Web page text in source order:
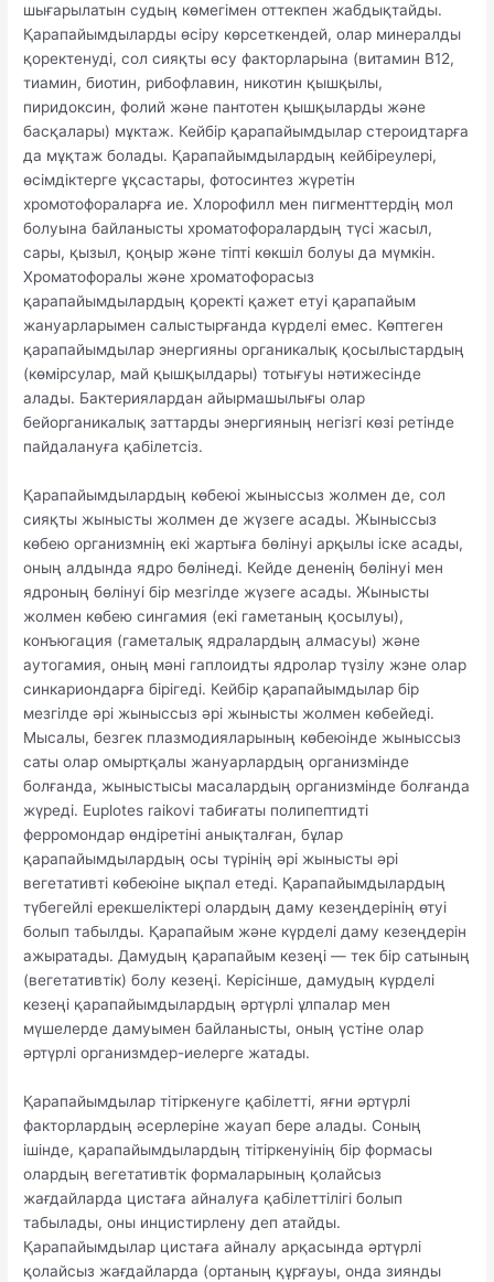
шығарылатын судың көмегімен оттекпен жабдықтайды.
Қарапайымдыларды өсіру көрсеткендей, олар минералды
қоректенуді, сол сияқты өсу факторларына (витамин В12,
тиамин, биотин, рибофлавин, никотин қышқылы,
пиридоксин, фолий және пантотен қышқыларды және
басқалары) мұктаж. Кейбір қарапайымдылар стероидтарға
да мұқтаж болады. Қарапайымдылардың кейбіреулері,
өсімдіктерге ұқсастары, фотосинтез жүретін
хромотофораларға ие. Хлорофилл мен пигменттердің мол
болуына байланысты хроматофоралардың түсі жасыл,
сары, қызыл, қоңыр және тіпті көкшіл болуы да мүмкін.
Хроматофоралы және хроматофорасыз
қарапайымдылардың қоректі қажет етуі қарапайым
жануарларымен салыстырғанда күрделі емес. Көптеген
қарапайымдылар энергияны органикалық қосылыстардың
(көмірсулар, май қышқылдары) тотығуы нәтижесінде
алады. Бактериялардан айырмашылығы олар
бейорганикалық заттарды энергияның негізгі көзі ретінде
пайдалануға қабілетсіз.
Қарапайымдылардың көбеюі жыныссыз жолмен де, сол
сияқты жынысты жолмен де жүзеге асады. Жыныссыз
көбею организмнің екі жартыға бөлінуі арқылы іске асады,
оның алдында ядро бөлінеді. Кейде дененің бөлінуі мен
ядроның бөлінуі бір мезгілде жүзеге асады. Жынысты
жолмен көбею сингамия (екі гаметаның қосылуы),
конъюгация (гаметалық ядралардың алмасуы) және
аутогамия, оның мәні гаплоидты ядролар түзілу жэне олар
синкариондарға бірігеді. Кейбір қарапайымдылар бір
мезгілде әрі жыныссыз әрі жынысты жолмен көбейеді.
Мысалы, безгек плазмодияларының көбеюінде жыныссыз
саты олар омыртқалы жануарлардың организмінде
болғанда, жыныстысы масалардың организмінде болғанда
жүреді. Euplotes raikovi табиғаты полипептидті
ферромондар өндіретіні анықталған, бұлар
қарапайымдылардың осы түрінің әрі жынысты әрі
вегетативті көбеюіне ықпал етеді. Қарапайымдылардың
түбегейлі ерекшеліктері олардың даму кезеңдерінің өтуі
болып табылды. Қарапайым және күрделі даму кезеңдерін
ажыратады. Дамудың қарапайым кезеңі — тек бір сатының
(вегетативтік) болу кезеңі. Керісінше, дамудың күрделі
кезеңі қарапайымдылардың әртүрлі ұлпалар мен
мүшелерде дамуымен байланысты, оның үстіне олар
әртүрлі организмдер-иелерге жатады.
Қарапайымдылар тітіркенуге қабілетті, яғни әртүрлі
факторлардың әсерлеріне жауап бере алады. Соның
ішінде, қарапайымдылардың тітіркенуінің бір формасы
олардың вегетативтік формаларының қолайсыз
жағдайларда цистаға айналуға қабілеттілігі болып
табылады, оны инцистирлену деп атайды.
Қарапайымдылар цистаға айналу арқасында әртүрлі
қолайсыз жағдайларда (ортаның құрғауы, онда зиянды